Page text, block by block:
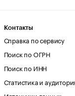
Контакты
Справка по сервису
Поиск по ОГРН
Поиск по ИНН
Статистика и